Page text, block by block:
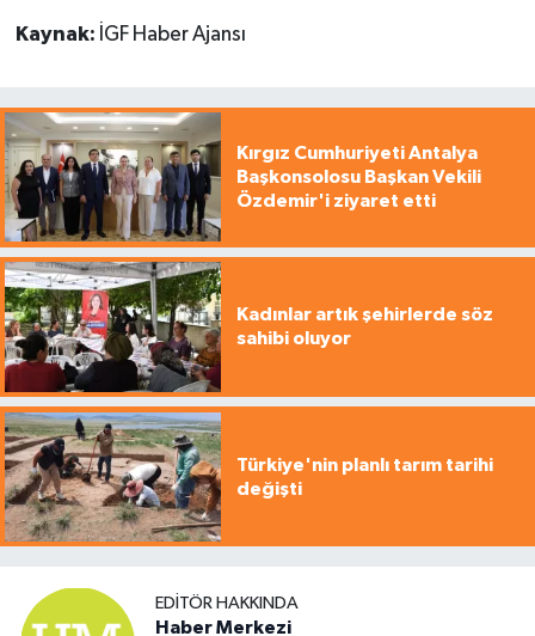
Kaynak: İGF Haber Ajansı
Kırgız Cumhuriyeti Antalya
Başkonsolosu Başkan Vekili
Özdemir'i ziyaret etti
Kadınlar artık şehirlerde söz
sahibi oluyor
Türkiye'nin planlı tarım tarihi
değişti
EDITÖR HAKKINDA
Haber Merkezi